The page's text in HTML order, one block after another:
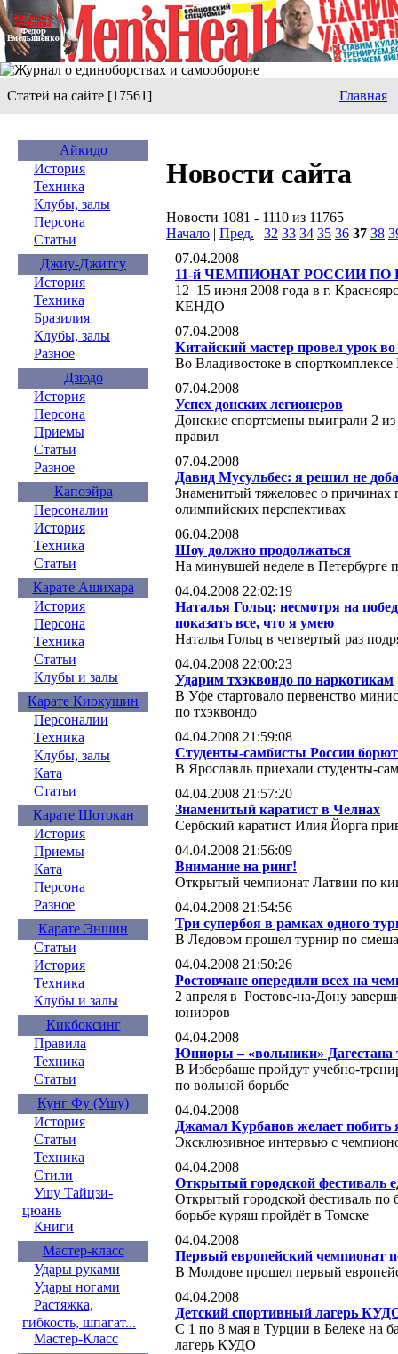
Статей на сайте [17561] Главная
Айкидо
История
Техника
Клубы, залы
Персона
Статьи
Джиу-Джитсу
История
Техника
Бразилия
Клубы, залы
Разное
Дзюдо
История
Персона
Приемы
Статьи
Разное
Капоэйра
Персоналии
История
Техника
Статьи
Карате Ашихара
История
Персона
Техника
Статьи
Клубы и залы
Карате Киокушин
Персоналии
Техника
Клубы, залы
Ката
Статьи
Карате Шотокан
История
Приемы
Ката
Персона
Разное
Карате Эншин
Статьи
История
Техника
Клубы и залы
Кикбоксинг
Правила
Техника
Статьи
Кунг Фу (Ушу)
История
Статьи
Техника
Стили
Ушу Тайцзи-
цюань
Книги
Мастер-класс
Удары руками
Удары ногами
Растяжка,
гибкость, шпагат...
Мастер-Класс
Новости сайта
Новости 1081 - 1110 из 11765
Начало | Пред. | 32 33 34 35 36 37 38
07.04.2008
11-й ЧЕМПИОНАТ РОССИИ ПО
12–15 июня 2008 года в г.
КЕНДО
07.04.2008
Китайский мастер провел урок
Во Владивостоке в
07.04.2008
Успех донских легионеров
Донские спортсмены выиграли 2
правил
07.04.2008
Давид Мусульбес: я решил не
Знаменитый тяжеловес о причинах
олимпийских перспективах
06.04.2008
Шоу должно продолжаться
На минувшей неделе в Петербурге
04.04.2008 22:02:19
Наталья Гольц: несмотря на
показать все, что я умею
Наталья Гольц в четвертый раз
04.04.2008 22:00:23
Ударим тхэквондо по наркотикам
В Уфе стартовало первенство
по тхэквондо
04.04.2008 21:59:08
Студенты-самбисты России
В Ярославль приехали студенты-
04.04.2008 21:57:20
Знаменитый каратист в Челнах
Сербский каратист Илия Йорга
04.04.2008 21:56:09
Внимание на ринг!
Открытый чемпионат Латвии по
04.04.2008 21:54:56
Три супербоя в рамках одного
В Ледовом прошел турнир по
04.04.2008 21:50:26
Ростовчане опередили всех на
2 апреля в Ростове-на-Дону
юниоров
04.04.2008
Юниоры – «вольники» Дагестана
В Избербаше пройдут учебно-
по вольной борьбе
04.04.2008
Джамал Курбанов желает
Эксклюзивное интервью с
04.04.2008
Открытый городской фестиваль
Открытый городской фестиваль по
борьбе куряш пройдёт в Томске
04.04.2008
Первый европейский чемпионат
В Молдове прошел первый
04.04.2008
Детский спортивный лагерь
C 1 по 8 мая в Турции в Белеке на
лагерь КУДО